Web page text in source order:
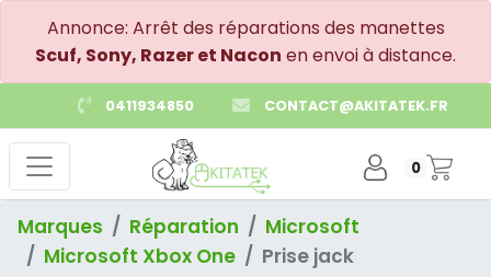
Annonce: Arrêt des réparations des manettes
Scuf, Sony, Razer et Nacon en envoi à distance.
0411934850 CONTACT@AKITATEK.FR
0
Marques Réparation
Microsoft
Microsoft Xbox One
Prise jack